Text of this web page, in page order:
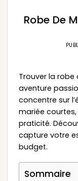
Robe De
Trouver la
aventure
concentre sur
mariée
praticité.
capture votre
budget.
Sommaire